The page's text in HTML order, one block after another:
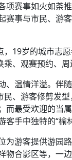
赛事如火如荼
事与市民、游
19岁的城市志
、观赛预约、
温情洋溢。伴
、游客修剪发
最受欢迎的当
手中独特的“榆林
游客提供游园
合影区等，一